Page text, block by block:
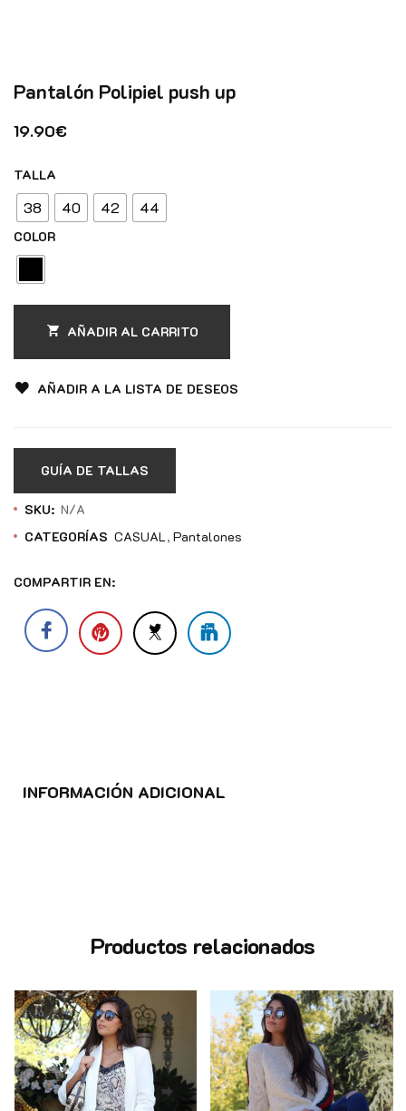
Pantalón Polipiel push up
19.90€
TALLA
38 40 42 44
COLOR
AÑADIR AL CARRITO
AÑADIR A LA LISTA DE DESEOS
GUÍA DE TALLAS
SKU: N/A
CATEGORÍAS CASUAL Pantalones
COMPARTIR EN:
INFORMACIÓN ADICIONAL
Productos relacionados